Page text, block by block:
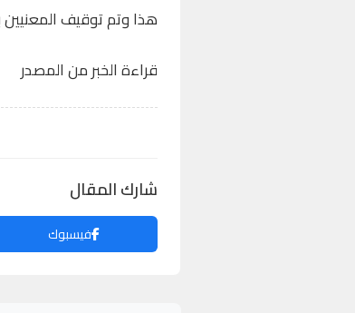
هذا وتم توقيف المعنيين
قراءة الخبر من المصدر
شارك المقال
فيسبوك